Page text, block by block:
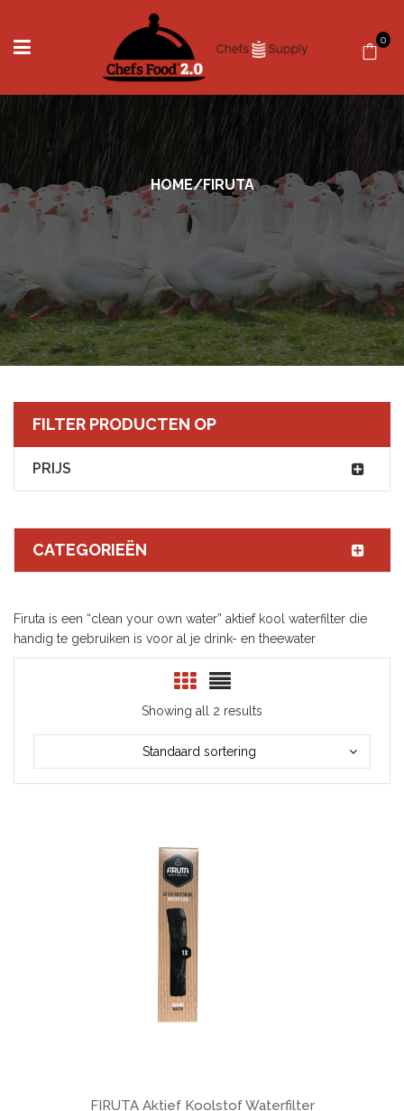
0
HOME/FIRUTA
FILTER PRODUCTEN OP
PRIJS
CATEGORIEËN
Firuta is een “clean your own water” aktief kool waterfilter die
handig te gebruiken is voor al je drink- en theewater
Showing all 2 results
Standaard sortering
FIRUTA Aktief Koolstof Waterfilter